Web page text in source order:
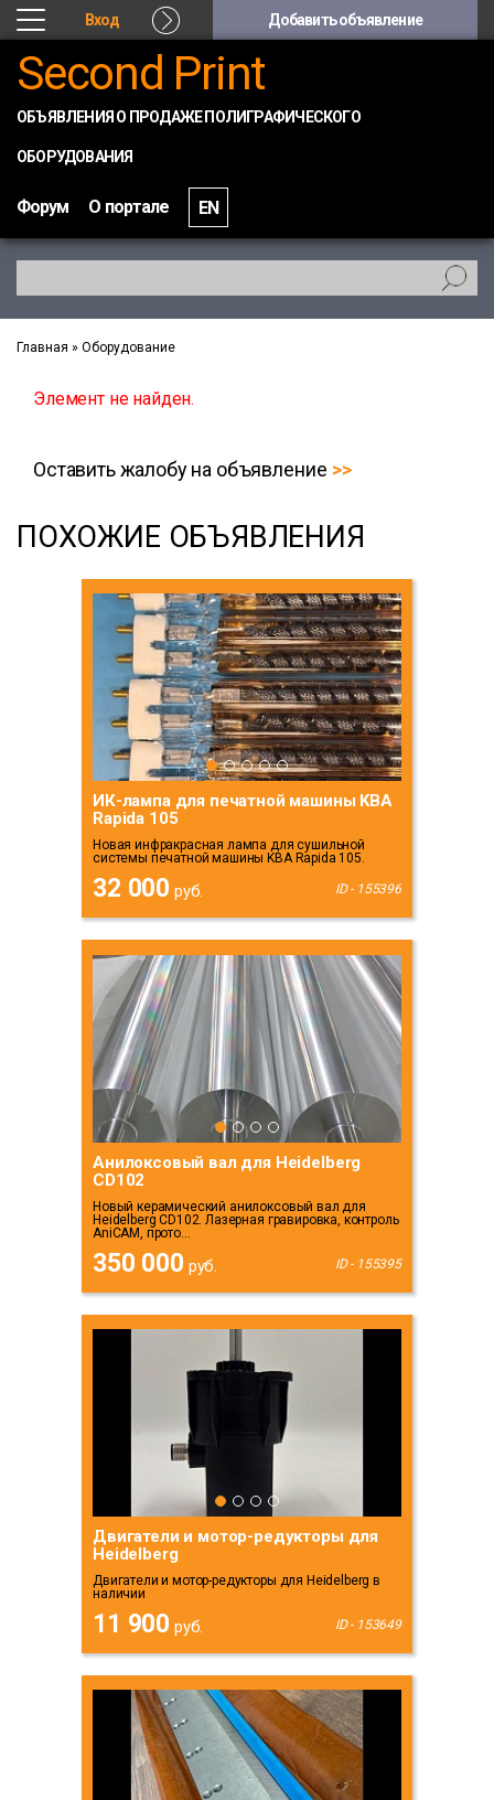
Вход Добавить объявление
Second Print
ОБЪЯВЛЕНИЯ О ПРОДАЖЕ ПОЛИГРАФИЧЕСКОГО
ОБОРУДОВАНИЯ
Форум О портале EN
Главная » Оборудование
Элемент не найден.
Оставить жалобу на объявление
ПОХОЖИЕ ОБЪЯВЛЕНИЯ
ИК-лампа для печатной машины KBA
Rapida 105
Новая инфракрасная лампа для сушильной
системы печатной машины KBA Rapida 105.
32 000 руб. ID - 155396
Анилоксовый вал для Heidelberg
CD102
Новый керамический анилоксовый вал для
Heidelberg CD102. Лазерная гравировка, контроль
AniCAM, прото...
350 000 руб. ID - 155395
Двигатели и мотор-редукторы для
Heidelberg
Двигатели и мотор-редукторы для Heidelberg в
наличии
11 900 руб. ID - 153649